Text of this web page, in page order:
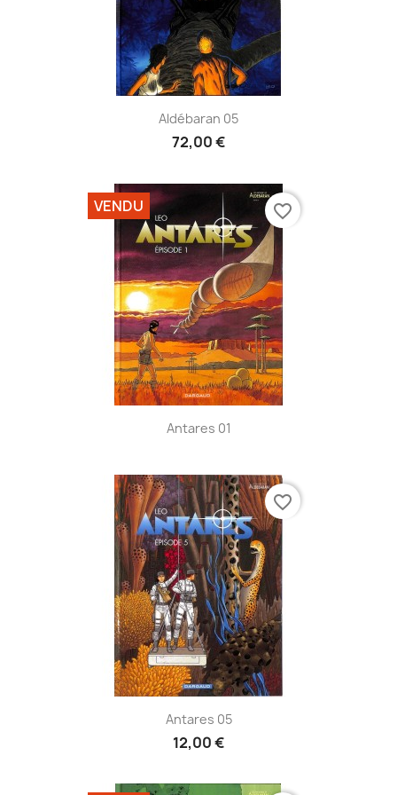
Aldébaran 05
72,00 €
Antares 01
VENDU favorite_border
Antares 05
12,00 €
favorite_border